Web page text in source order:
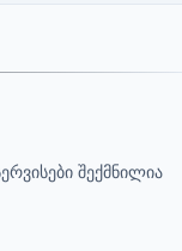
შექმნილია